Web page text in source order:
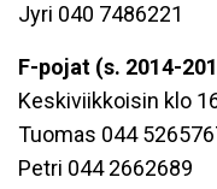
Jyri 040 7486221
F-pojat (s. 2014-
Keskiviikkoisin klo
Tuomas 044
Petri 044 2662689